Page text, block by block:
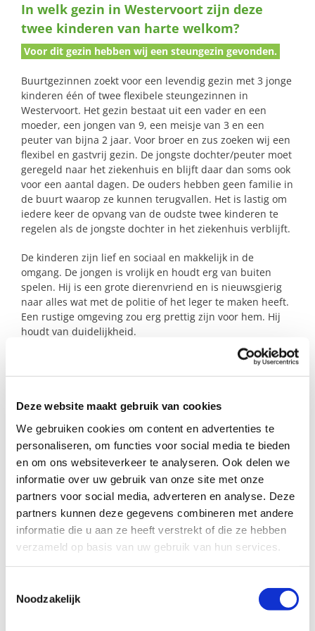
Deze website maakt gebruik van cookies
We gebruiken cookies om content en advertenties te
personaliseren, om functies voor social media te bieden
en om ons websiteverkeer te analyseren. Ook delen we
informatie over uw gebruik van onze site met onze
partners voor social media, adverteren en analyse. Deze
partners kunnen deze gegevens combineren met andere
informatie die u aan ze heeft verstrekt of die ze hebben
verzameld op basis van uw gebruik van hun services.
Noodzakelijk
naar:
In welk gezin in Westervoort zijn deze
twee kinderen van harte welkom?
Voor dit gezin hebben wij een steungezin gevonden.
Buurtgezinnen zoekt voor een levendig gezin met 3 jonge
kinderen één of twee flexibele steungezinnen in
Westervoort. Het gezin bestaat uit een vader en een
moeder, een jongen van 9, een meisje van 3 en een
peuter van bijna 2 jaar. Voor broer en zus zoeken wij een
flexibel en gastvrij gezin. De jongste dochter/peuter moet
geregeld naar het ziekenhuis en blijft daar dan soms ook
voor een aantal dagen. De ouders hebben geen familie in
de buurt waarop ze kunnen terugvallen. Het is lastig om
iedere keer de opvang van de oudste twee kinderen te
regelen als de jongste dochter in het ziekenhuis verblijft.
De kinderen zijn lief en sociaal en makkelijk in de
omgang. De jongen is vrolijk en houdt erg van buiten
spelen. Hij is een grote dierenvriend en is nieuwsgierig
naar alles wat met de politie of het leger te maken heeft.
Een rustige omgeving zou erg prettig zijn voor hem. Hij
houdt van duidelijkheid.
Het meisje is een spontaan en vrolijk kind. Ze houdt van
verkleden, dansen, knutselen, buiten spelen en ook van
(natuurlijk) ook wel eens botsen. De ouders zoeken voor
met hun jongste kind in het ziekenhuis verblijven.
Profiel steungezin
Wij zoeken een gezin of meerdere gezinnen in
Westervoort dat:
In overleg de opvang van deze kinderen
uren zijn of een groot gedeelte van de